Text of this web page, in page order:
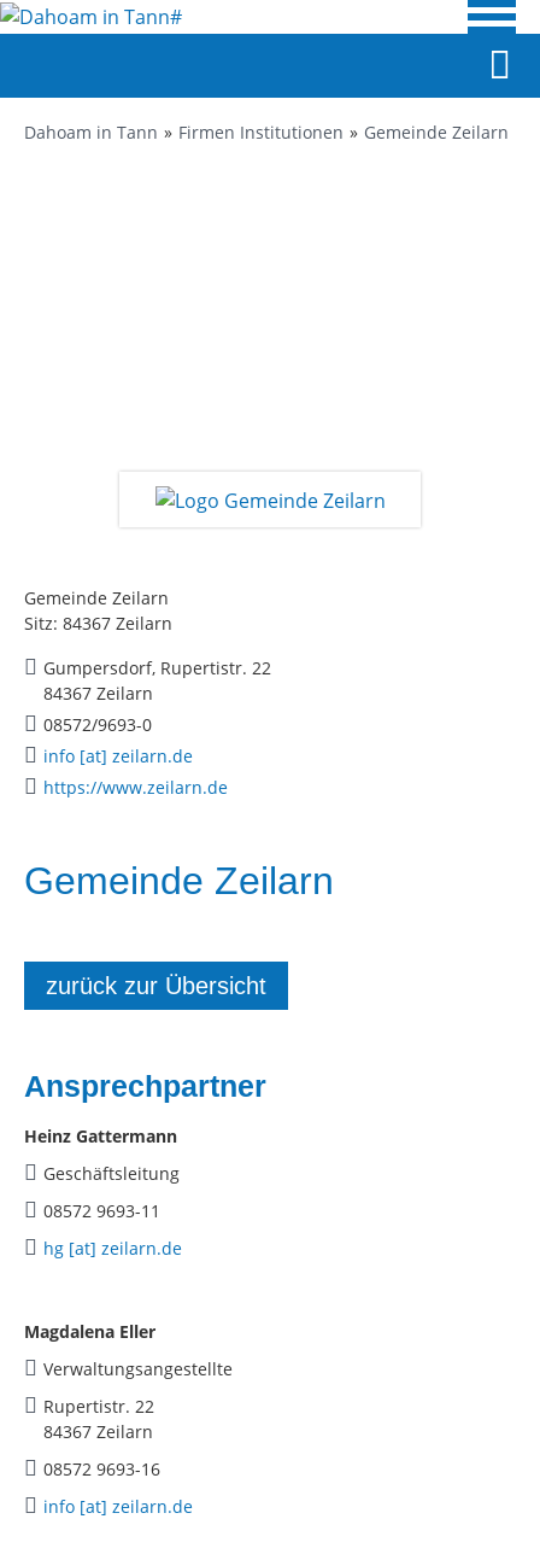
Dahoam in Tann Firmen Institutionen Gemeinde Zeilarn
Gemeinde Zeilarn
Sitz: 84367 Zeilarn
Gumpersdorf, Rupertistr. 22
84367 Zeilarn
08572/9693-0
info [at] zeilarn.de
https://www.zeilarn.de
Gemeinde Zeilarn
zurück zur Übersicht
Ansprechpartner
Heinz Gattermann
Geschäftsleitung
08572 9693-11
hg [at] zeilarn.de
Magdalena Eller
Verwaltungsangestellte
Rupertistr. 22
84367 Zeilarn
08572 9693-16
info [at] zeilarn.de